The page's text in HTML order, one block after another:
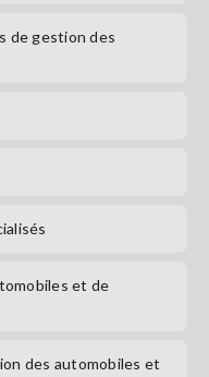
de gestion des
et de
des automobiles et